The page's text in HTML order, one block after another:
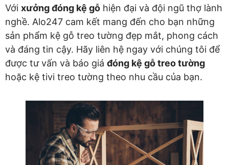
Với xưởng đóng kệ gỗ hiện đại và đội ngũ thợ lành
nghề. Alo247 cam kết mang đến cho bạn những
sản phẩm kệ gỗ treo tường đẹp mắt, phong cách
và đáng tin cậy. Hãy liên hệ ngay với chúng tôi để
được tư vấn và báo giá đóng kệ gỗ treo tường
hoặc kệ tivi treo tường theo nhu cầu của bạn.